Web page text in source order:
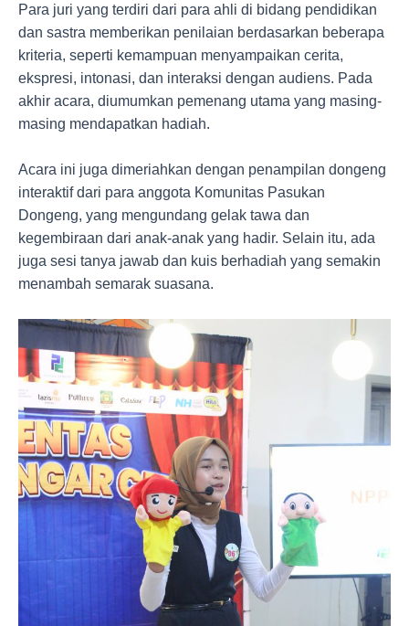
Para juri yang terdiri dari para ahli di bidang pendidikan
dan sastra memberikan penilaian berdasarkan beberapa
kriteria, seperti kemampuan menyampaikan cerita,
ekspresi, intonasi, dan interaksi dengan audiens. Pada
akhir acara, diumumkan pemenang utama yang masing-
masing mendapatkan hadiah.
Acara ini juga dimeriahkan dengan penampilan dongeng
interaktif dari para anggota Komunitas Pasukan
Dongeng, yang mengundang gelak tawa dan
kegembiraan dari anak-anak yang hadir. Selain itu, ada
juga sesi tanya jawab dan kuis berhadiah yang semakin
menambah semarak suasana.